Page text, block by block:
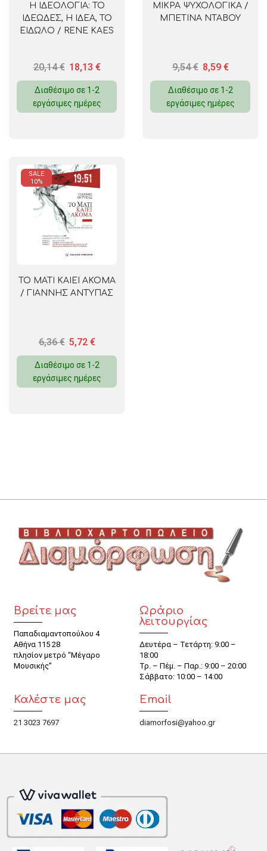
Η ΙΔΕΟΛΟΓΙΑ: ΤΟ
ΙΔΕΩΔΕΣ, Η ΙΔΕΑ, ΤΟ
ΕΙΔΩΛΟ / RENE KAES
20,14€ 18,13 €
Διαθέσιμο σε 1-2
εργάσιμες ημέρες
ΜΙΚΡΑ ΨΥΧΟΛΟΓΙΚΑ /
ΜΠΕΤΙΝΑ ΝΤΑΒΟΥ
9,54€ 8,59 €
Διαθέσιμο σε 1-2
εργάσιμες ημέρες
SALE
10%
ΤΟ ΜΑΤΙ ΚΑΙΕΙ ΑΚΟΜΑ
/ ΓΙΑΝΝΗΣ ΑΝΤΥΠΑΣ
6,36€ 5,72 €
Διαθέσιμο σε 1-2
εργάσιμες ημέρες
Βρείτε μας
Παπαδιαμαντοπούλου 4
Αθήνα 115 28
πλησίον μετρό “Μέγαρο
Μουσικής”
Ωράριο
λειτουργίας
Δευτέρα – Τετάρτη: 9:00 –
18:00
Τρ. – Πέμ. – Παρ.: 9:00 – 20:00
Σάββατο: 10:00 – 14:00
Καλέστε μας
21 3023 7697
Email
diamorfosi@yahoo.gr